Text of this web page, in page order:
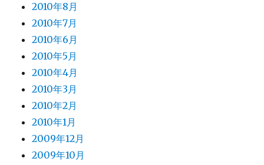
2010年8月
2010年7月
2010年6月
2010年5月
2010年4月
2010年3月
2010年2月
2010年1月
2009年12月
2009年10月